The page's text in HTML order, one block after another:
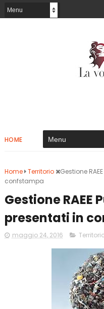
HOME
Home Territorio
Gestione
confstampa
Gestione RAEE
presentati in
maggio 24, 2016